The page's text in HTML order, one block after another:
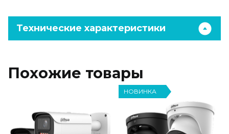
Технические характеристики
Похожие товары
НОВИНКА